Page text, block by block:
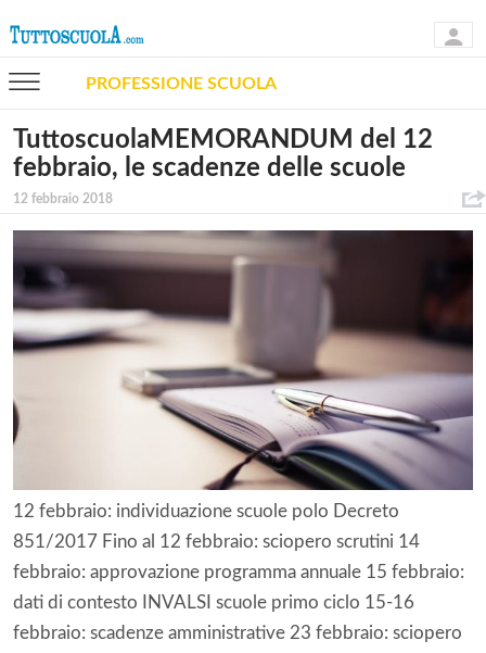
PROFESSIONE SCUOLA
TuttoscuolaMEMORANDUM del 12
febbraio, le scadenze delle scuole
12 febbraio 2018
12 febbraio: individuazione scuole polo Decreto
851/2017 Fino al 12 febbraio: sciopero scrutini 14
febbraio: approvazione programma annuale 15 febbraio:
dati di contesto INVALSI scuole primo ciclo 15-16
febbraio: scadenze amministrative 23 febbraio: sciopero